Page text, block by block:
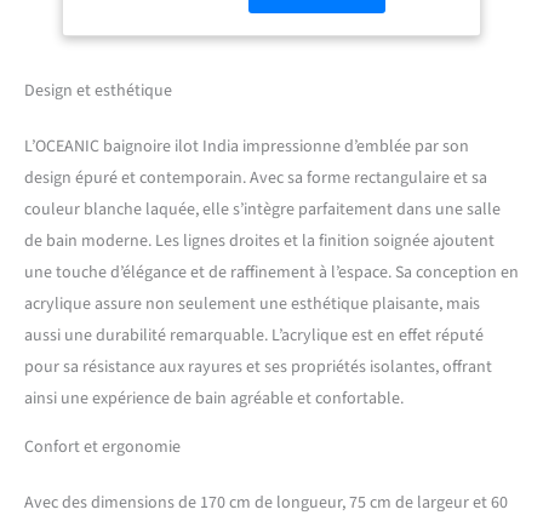
Design et esthétique
L’OCEANIC baignoire ilot India impressionne d’emblée par son
design épuré et contemporain. Avec sa forme rectangulaire et sa
couleur blanche laquée, elle s’intègre parfaitement dans une salle
de bain moderne. Les lignes droites et la finition soignée ajoutent
une touche d’élégance et de raffinement à l’espace. Sa conception en
acrylique assure non seulement une esthétique plaisante, mais
aussi une durabilité remarquable. L’acrylique est en effet réputé
pour sa résistance aux rayures et ses propriétés isolantes, offrant
ainsi une expérience de bain agréable et confortable.
Confort et ergonomie
Avec des dimensions de 170 cm de longueur, 75 cm de largeur et 60